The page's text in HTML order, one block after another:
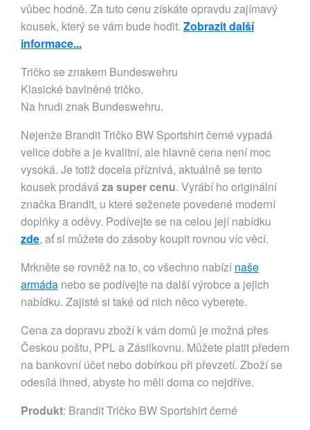
vůbec hodně. Za tuto cenu získáte opravdu zajímavý
kousek, který se vám bude hodit. Zobrazit další
informace...
Tričko se znakem Bundeswehru
Klasické bavlněné tričko.
Na hrudi znak Bundeswehru.
Nejenže Brandit Tričko BW Sportshirt černé vypadá
velice dobře a je kvalitní, ale hlavně cena není moc
vysoká. Je totiž docela příznivá, aktuálně se tento
kousek prodáváza super cenu. Vyrábí ho originální
značka Brandit, u které seženete povedené moderní
doplňky a oděvy. Podívejte se na celou její nabídku
zde, ať si můžete do zásoby koupit rovnou víc věcí.
Mrkněte se rovněž na to, co všechno nabízínaše
armáda nebo se podívejte na další výrobce a jejich
nabídku. Zajisté si také od nich něco vyberete.
Cena za dopravu zboží k vám domů je možná přes
Českou poštu, PPL a Zásilkovnu. Můžete platit předem
na bankovní účet nebo dobírkou při převzetí. Zboží se
odesílá ihned, abyste ho měli doma co nejdříve.
Produkt: Brandit Tričko BW Sportshirt černé